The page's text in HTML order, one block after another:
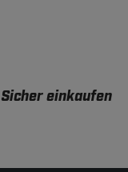
Sicher einkaufen